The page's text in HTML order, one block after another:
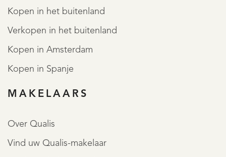
Kopen in het buitenland
Verkopen in het buitenland
Kopen in Amsterdam
Kopen in Spanje
MAKELAARS
Over Qualis
Vind uw Qualis-makelaar